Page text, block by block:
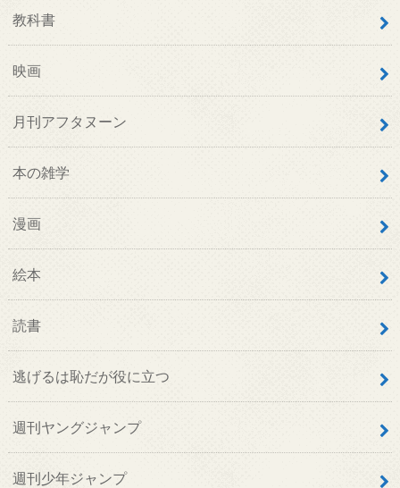
教科書
映画
月刊アフタヌーン
本の雑学
漫画
絵本
読書
逃げるは恥だが役に立つ
週刊ヤングジャンプ
週刊少年ジャンプ